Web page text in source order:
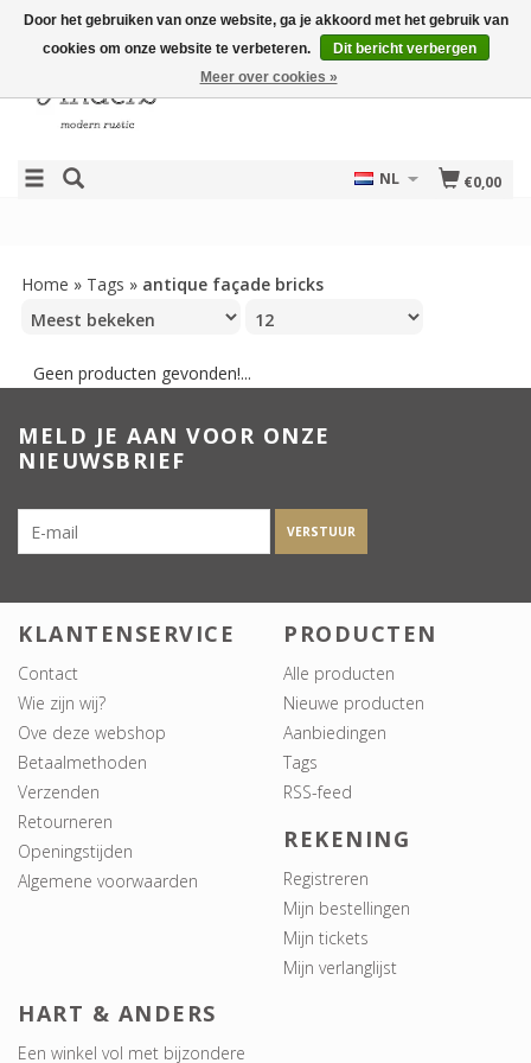
€0,00
NL
Home » Tags » antique façade bricks
Geen producten gevonden!...
MELD JE AAN VOOR ONZE
NIEUWSBRIEF
VERSTUUR
KLANTENSERVICE
Contact
Wie zijn wij?
Ove deze webshop
Betaalmethoden
Verzenden
Retourneren
Openingstijden
Algemene voorwaarden
PRODUCTEN
Alle producten
Nieuwe producten
Aanbiedingen
Tags
RSS-feed
REKENING
Registreren
Mijn bestellingen
Mijn tickets
Mijn verlanglijst
HART & ANDERS
Een winkel vol met bijzondere
Door het gebruiken van onze website, ga je akkoord met het gebruik van
cookies om onze website te verbeteren.
Dit bericht verbergen
Meer over cookies »